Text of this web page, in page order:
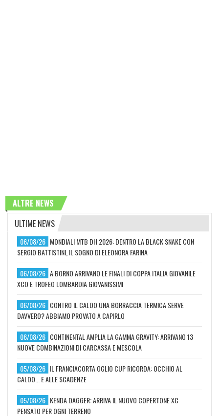
ALTRE NEWS
ULTIME NEWS
06/08/26 MONDIALI MTB DH 2026: DENTRO LA BLACK SNAKE CON
SERGIO BATTISTINI, IL SOGNO DI ELEONORA FARINA
06/08/26 A BORNO ARRIVANO LE FINALI DI COPPA ITALIA GIOVANILE
XCO E TROFEO LOMBARDIA GIOVANISSIMI
06/08/26 CONTRO IL CALDO UNA BORRACCIA TERMICA SERVE
DAVVERO? ABBIAMO PROVATO A CAPIRLO
06/08/26 CONTINENTAL AMPLIA LA GAMMA GRAVITY: ARRIVANO 13
NUOVE COMBINAZIONI DI CARCASSA E MESCOLA
05/08/26 IL FRANCIACORTA OGLIO CUP RICORDA: OCCHIO AL
CALDO... E ALLE SCADENZE
05/08/26 KENDA DAGGER: ARRIVA IL NUOVO COPERTONE XC
PENSATO PER OGNI TERRENO